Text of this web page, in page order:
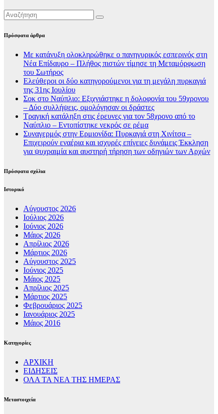
Πρόσφατα άρθρα
Με κατάνυξη ολοκληρώθηκε ο πανηγυρικός εσπερινός στη
Νέα Επίδαυρο – Πλήθος πιστών τίμησε τη Μεταμόρφωση
του Σωτήρος
Ελεύθεροι οι δύο κατηγορούμενοι για τη μεγάλη πυρκαγιά
της 31ης Ιουλίου
Σοκ στο Ναύπλιο: Εξιχνιάστηκε η δολοφονία του 59χρονου
– Δύο συλλήψεις, ομολόγησαν οι δράστες
Τραγική κατάληξη στις έρευνες για τον 58χρονο από το
Ναύπλιο – Εντοπίστηκε νεκρός σε ρέμα
Συναγερμός στην Ερμιονίδα: Πυρκαγιά στη Χινίτσα –
Επιχειρούν εναέρια και ισχυρές επίγειες δυνάμεις Έκκληση
για ψυχραιμία και αυστηρή τήρηση των οδηγιών των Αρχών
Πρόσφατα σχόλια
Ιστορικό
Αύγουστος 2026
Ιούλιος 2026
Ιούνιος 2026
Μάιος 2026
Απρίλιος 2026
Μάρτιος 2026
Αύγουστος 2025
Ιούνιος 2025
Μάιος 2025
Απρίλιος 2025
Μάρτιος 2025
Φεβρουάριος 2025
Ιανουάριος 2025
Μάιος 2016
Kατηγορίες
ΑΡΧΙΚΗ
ΕΙΔΗΣΕΙΣ
ΟΛΑ ΤΑ ΝΕΑ ΤΗΣ ΗΜΕΡΑΣ
Μεταστοιχεία